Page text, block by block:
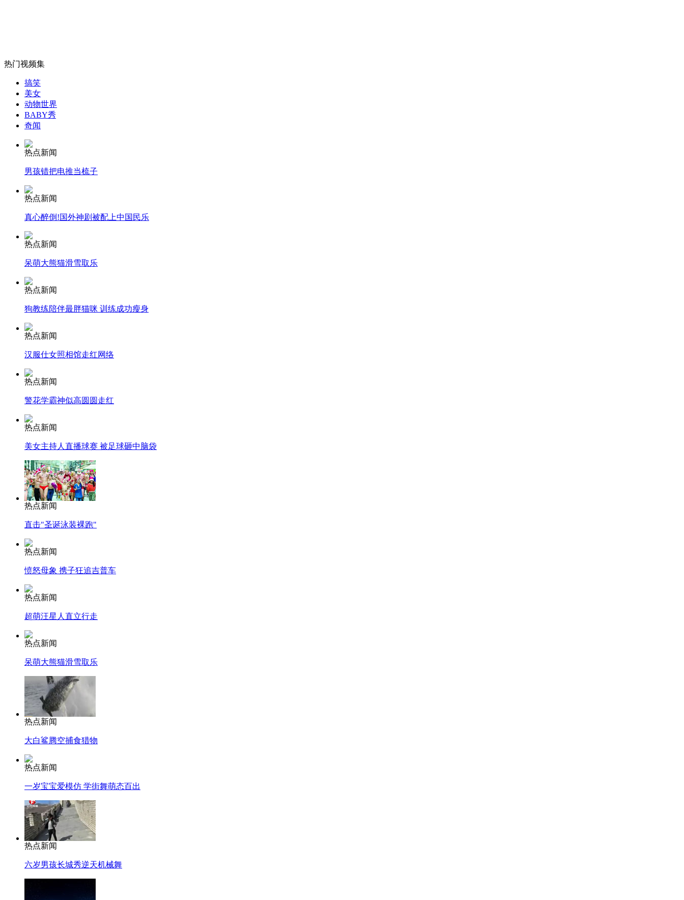
女孩北京地铁殴打老人 痛下狠手拳打脚踢
无痛分娩是否安全 医生回应
外交部：反对强权政治霸凌主义
外交部：有关国家言论片面不公正
安徽一实载49人客车翻车
消防员救轻生者
司机酒驾遇交警 急速倒车逃窜
热门视频集
搞笑
美女
动物世界
BABY秀
奇闻
热点新闻
男孩错把电推当梳子
热点新闻
真心醉倒!国外神剧被配上中国民乐
热点新闻
呆萌大熊猫滑雪取乐
热点新闻
狗教练陪伴最胖猫咪 训练成功瘦身
热点新闻
汉服仕女照相馆走红网络
热点新闻
警花学霸神似高圆圆走红
热点新闻
美女主持人直播球赛 被足球砸中脑袋
热点新闻
直击"圣诞泳装裸跑"
热点新闻
愤怒母象 携子狂追吉普车
热点新闻
超萌汪星人直立行走
热点新闻
呆萌大熊猫滑雪取乐
热点新闻
大白鲨腾空捕食猎物
热点新闻
一岁宝宝爱模仿 学街舞萌态百出
热点新闻
六岁男孩长城秀逆天机械舞